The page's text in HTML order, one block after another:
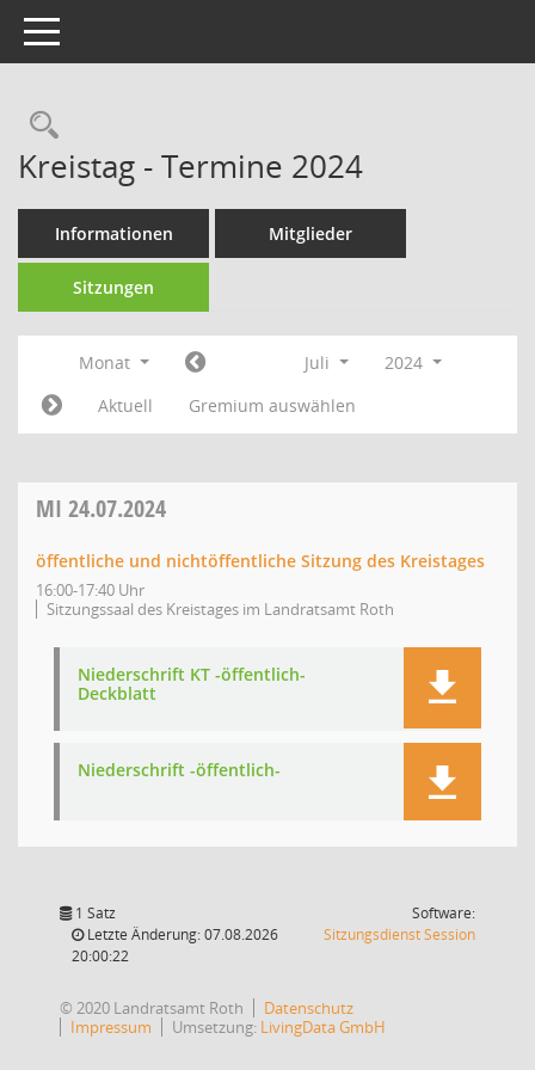
Toggle navigation
Rechercheauswahl
Kreistag - Termine 2024
Informationen Mitglieder
Sitzungen
Monat Juli
2024
Aktuell
Gremium auswählen
MI 24.07.2024
öffentliche und nichtöffentliche Sitzung des Kreistages
16:00-17:40 Uhr
Sitzungssaal des Kreistages im Landratsamt Roth
Niederschrift KT -öffentlich-
Deckblatt
Niederschrift -öffentlich-
1 Satz
Letzte Änderung: 07.08.2026
20:00:22
Software:
SitzungsdienstSession(Wird in
© 2020 Landratsamt Roth
Datenschutz
Impressum
Umsetzung: LivingData GmbH